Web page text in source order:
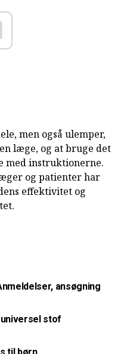
men også ulemper,
læge, og at bruge det
med instruktionerne.
og patienter har
effektivitet og
ansøgning
stof